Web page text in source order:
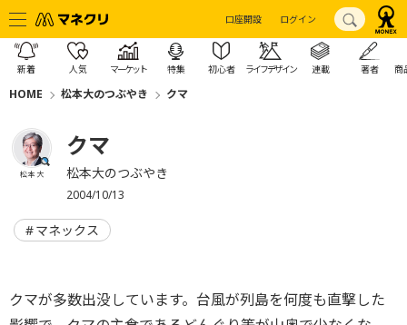
口座開設 ログイン
新着 人気 マーケット 特集 初心者 ライフデザイン 連載 著者 商
HOME 松本大のつぶやき クマ
松本 大
クマ
松本大のつぶやき
2004/10/13
マネックス
クマが多数出没しています。台風が列島を何度も直撃した